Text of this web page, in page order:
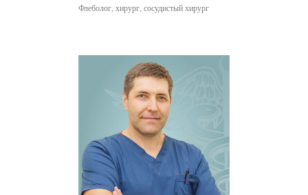
Флеболог, хирург, сосудистый хирург